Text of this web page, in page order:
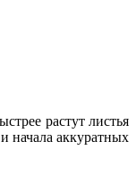
растут листья
начала аккуратных